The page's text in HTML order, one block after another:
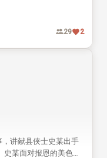
主同在。
29 2
讲献县侠士史某出手
某面对报恩的美色严